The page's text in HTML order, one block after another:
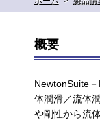
概要
NewtonSuite
体潤滑／流体
や剛性から流